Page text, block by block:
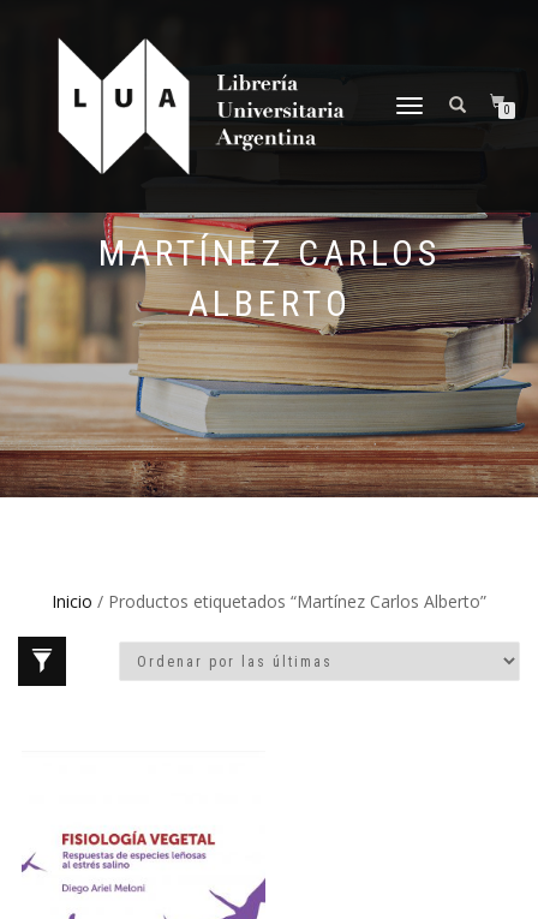
NAVEGACIÓN
0
MARTÍNEZ CARLOS
ALBERTO
Inicio / Productos etiquetados “Martínez Carlos Alberto”